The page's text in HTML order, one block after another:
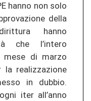
hanno non solo
della
hanno
che l’intero
di marzo
la realizzazione
in dubbio.
iter all’anno